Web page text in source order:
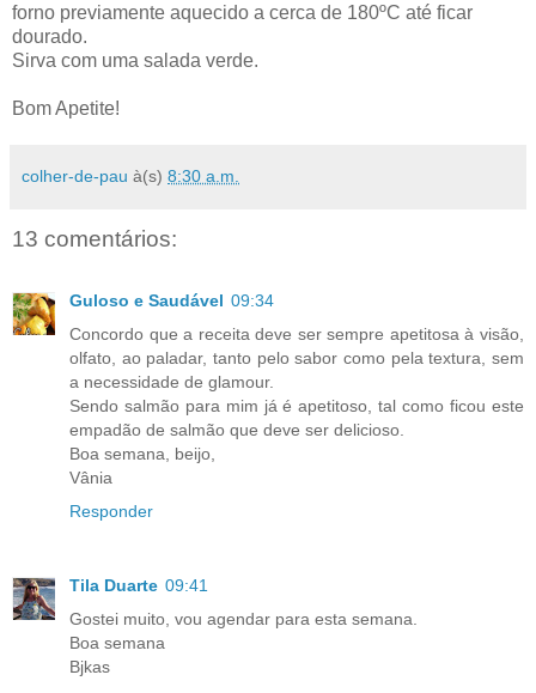
forno previamente aquecido a cerca de 180ºC até ficar
dourado.
Sirva com uma salada verde.
Bom Apetite!
colher-de-pau à(s) 8:30 a.m.
13 comentários:
Guloso e Saudável 09:34
Concordo que a receita deve ser sempre apetitosa à visão,
olfato, ao paladar, tanto pelo sabor como pela textura, sem
a necessidade de glamour.
Sendo salmão para mim já é apetitoso, tal como ficou este
empadão de salmão que deve ser delicioso.
Boa semana, beijo,
Vânia
Responder
Tila Duarte 09:41
Gostei muito, vou agendar para esta semana.
Boa semana
Bjkas